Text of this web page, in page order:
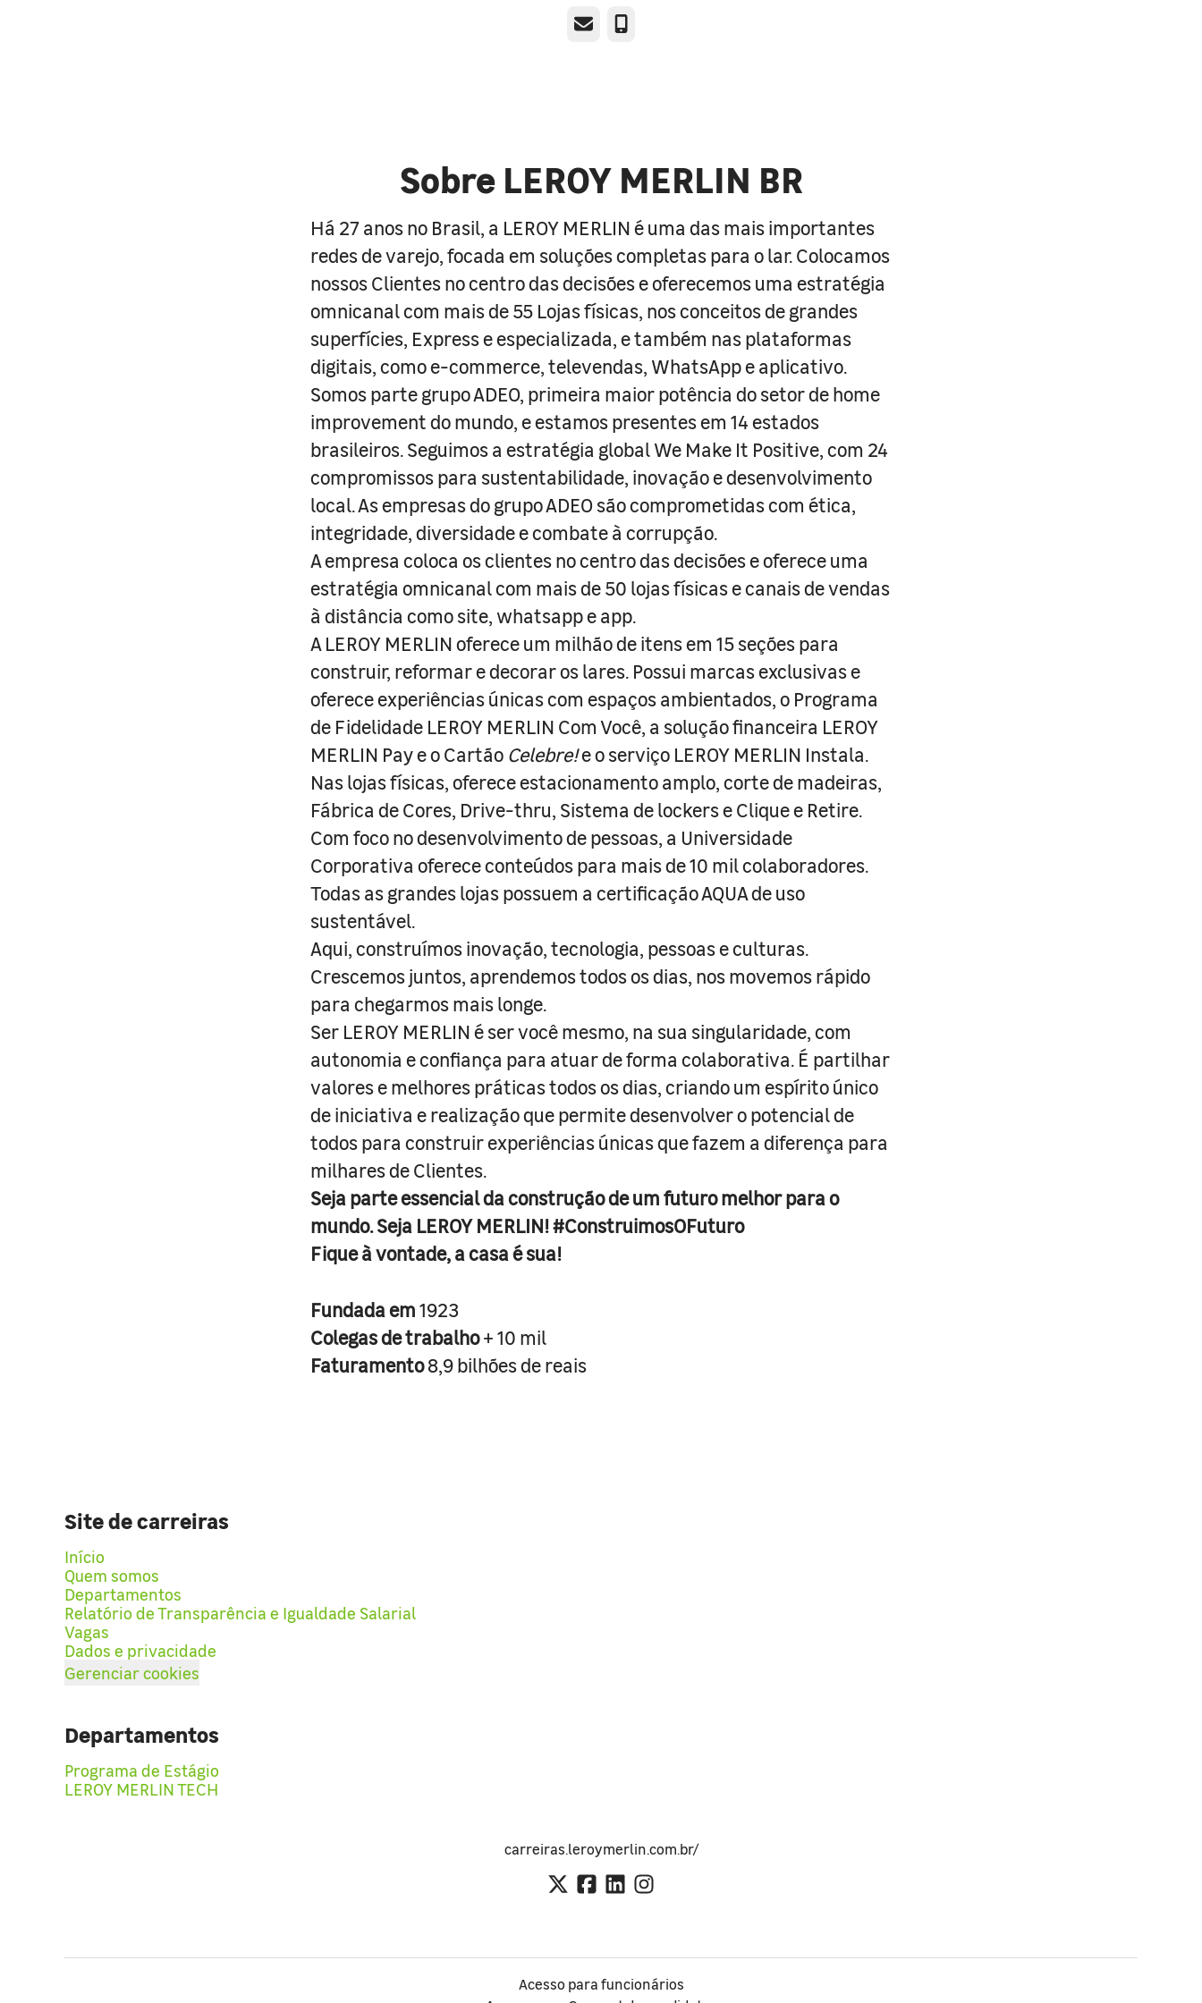
E-mail Telefone
Sobre LEROY MERLIN BR
Há 27 anos no Brasil, a LEROY MERLIN é uma das mais importantes
redes de varejo, focada em soluções completas para o lar. Colocamos
nossos Clientes no centro das decisões e oferecemos uma estratégia
omnicanal com mais de 55 Lojas físicas, nos conceitos de grandes
superfícies, Express e especializada, e também nas plataformas
digitais, como e-commerce, televendas, WhatsApp e aplicativo.
Somos parte grupo ADEO, primeira maior potência do setor de home
improvement do mundo, e estamos presentes em 14 estados
brasileiros. Seguimos a estratégia global We Make It Positive, com 24
compromissos para sustentabilidade, inovação e desenvolvimento
local. As empresas do grupo ADEO são comprometidas com ética,
integridade, diversidade e combate à corrupção.
A empresa coloca os clientes no centro das decisões e oferece uma
estratégia omnicanal com mais de 50 lojas físicas e canais de vendas
à distância como site, whatsapp e app.
A LEROY MERLIN oferece um milhão de itens em 15 seções para
construir, reformar e decorar os lares. Possui marcas exclusivas e
oferece experiências únicas com espaços ambientados, o Programa
de Fidelidade LEROY MERLIN Com Você, a solução financeira LEROY
MERLIN Pay e o Cartão Celebre!e o serviço LEROY MERLIN Instala.
Nas lojas físicas, oferece estacionamento amplo, corte de madeiras,
Fábrica de Cores, Drive-thru, Sistema de lockers e Clique e Retire.
Com foco no desenvolvimento de pessoas, a Universidade
Corporativa oferece conteúdos para mais de 10 mil colaboradores.
Todas as grandes lojas possuem a certificação AQUA de uso
sustentável.
Aqui, construímos inovação, tecnologia, pessoas e culturas.
Crescemos juntos, aprendemos todos os dias, nos movemos rápido
para chegarmos mais longe.
Ser LEROY MERLIN é ser você mesmo, na sua singularidade, com
autonomia e confiança para atuar de forma colaborativa. É partilhar
valores e melhores práticas todos os dias, criando um espírito único
de iniciativa e realização que permite desenvolver o potencial de
todos para construir experiências únicas que fazem a diferença para
milhares de Clientes.
Seja parte essencial da construção de um futuro melhor para o
mundo. Seja LEROY MERLIN! #ConstruimosOFuturo
Fique à vontade, a casa é sua!
Fundada em1923
Colegas de trabalho+ 10 mil
Faturamento8,9 bilhões de reais
Site de carreiras
Início
Quem somos
Departamentos
Relatório de Transparência e Igualdade Salarial
Vagas
Dados e privacidade
Gerenciar cookies
Departamentos
Programa de Estágio
LEROY MERLIN TECH
carreiras.leroymerlin.com.br/
Acesso para funcionários